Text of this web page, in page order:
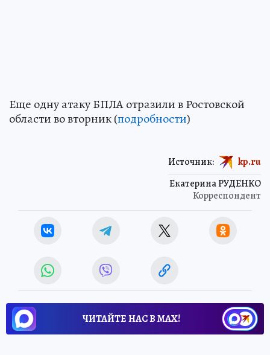
Еще одну атаку БПЛА отразили в Ростовской
области во вторник (подробности)
Екатерина РУДЕНКО
Корреспондент
Источник: kp.ru
ЧИТАЙТЕ НАС В МАХ!